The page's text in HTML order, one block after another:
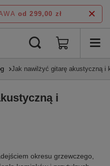
od 299,00 zł
Jak nawilżyć gitarę akustyczną i
i
okresu grzewczego,